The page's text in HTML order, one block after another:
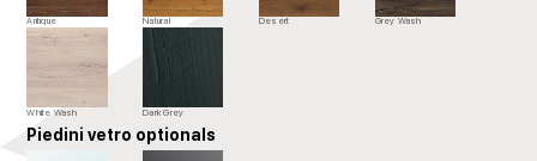
Antique Natural Desert Grey Wash
White Wash Dark Grey
Piedini vetro optionals